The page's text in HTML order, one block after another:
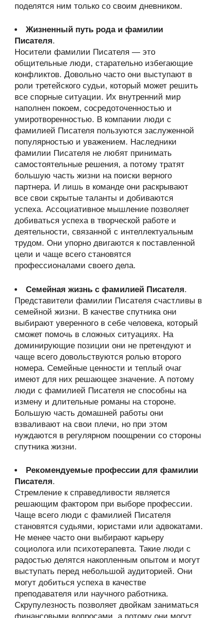
поделятся ним только со своим дневником.
Жизненный путь рода и фамилии
Писателя.
Носители фамилии Писателя — это
общительные люди, старательно избегающие
конфликтов. Довольно часто они выступают в
роли третейского судьи, который может решить
все спорные ситуации. Их внутренний мир
наполнен покоем, сосредоточенностью и
умиротворенностью. В компании люди с
фамилией Писателя пользуются заслуженной
популярностью и уважением. Наследники
фамилии Писателя не любят принимать
самостоятельные решения, а потому тратят
большую часть жизни на поиски верного
партнера. И лишь в команде они раскрывают
все свои скрытые таланты и добиваются
успеха. Ассоциативное мышление позволяет
добиваться успеха в творческой работе и
деятельности, связанной с интеллектуальным
трудом. Они упорно двигаются к поставленной
цели и чаще всего становятся
профессионалами своего дела.
Семейная жизнь с фамилией Писателя.
Представители фамилии Писателя счастливы в
семейной жизни. В качестве спутника они
выбирают уверенного в себе человека, который
сможет помочь в сложных ситуациях. На
доминирующие позиции они не претендуют и
чаще всего довольствуются ролью второго
номера. Семейные ценности и теплый очаг
имеют для них решающее значение. А потому
люди с фамилией Писателя не способны на
измену и длительные романы на стороне.
Большую часть домашней работы они
взваливают на свои плечи, но при этом
нуждаются в регулярном поощрении со стороны
спутника жизни.
Рекомендуемые профессии для фамилии
Писателя.
Стремление к справедливости является
решающим фактором при выборе профессии.
Чаще всего люди с фамилией Писателя
становятся судьями, юристами или адвокатами.
Не менее часто они выбирают карьеру
социолога или психотерапевта. Такие люди с
радостью делятся накопленным опытом и могут
выступать перед небольшой аудиторией. Они
могут добиться успеха в качестве
преподавателя или научного работника.
Скрупулезность позволяет двойкам заниматься